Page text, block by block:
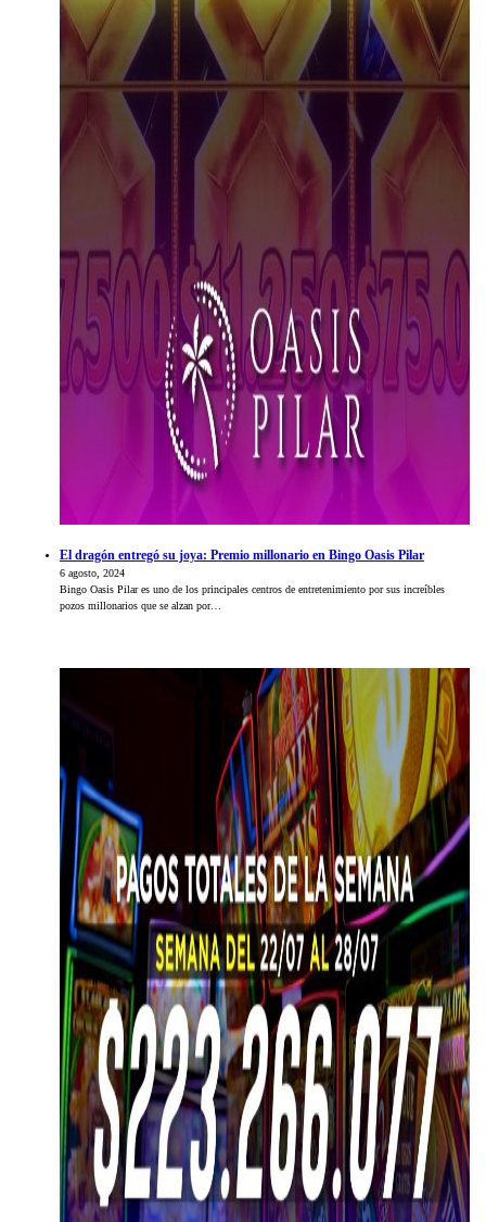
El dragón entregó su joya: Premio millonario en Bingo Oasis Pilar
6 agosto, 2024
Bingo Oasis Pilar es uno de los principales centros de entretenimiento por sus increíbles
pozos millonarios que se alzan por…